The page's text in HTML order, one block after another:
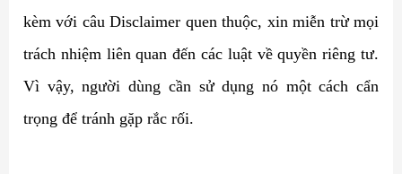
kèm với câu Disclaimer quen thuộc, xin miễn trừ mọi
trách nhiệm liên quan đến các luật về quyền riêng tư.
Vì vậy, người dùng cần sử dụng nó một cách cẩn
trọng để tránh gặp rắc rối.